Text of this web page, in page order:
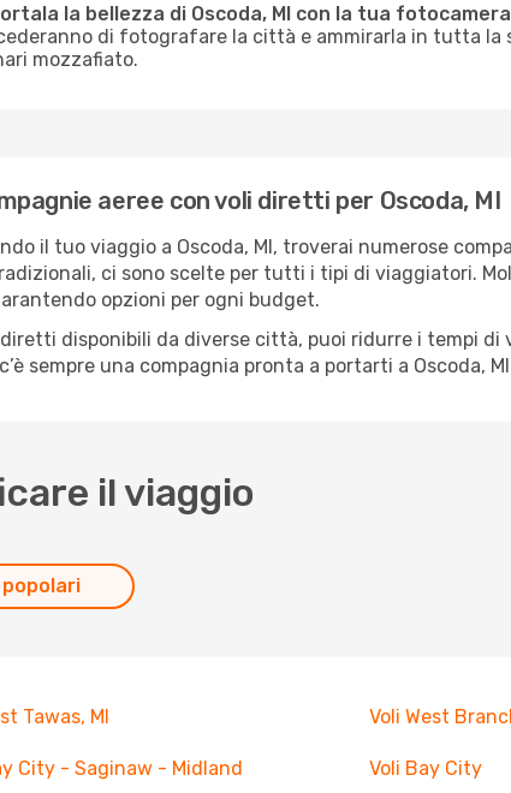
la bellezza di Oscoda, MI con la tua
di fotografare la città e ammirarla in tutta la
mozzafiato.
aeree con voli diretti per Oscoda, MI
il tuo viaggio a Oscoda, MI, troverai numerose
ci sono scelte per tutti i tipi di viaggiatori.
opzioni per ogni budget.
disponibili da diverse città, puoi ridurre i tempi di
sempre una compagnia pronta a portarti a Oscoda,
il viaggio
Tawas, MI Voli West
City - Saginaw - Midland Voli Bay City